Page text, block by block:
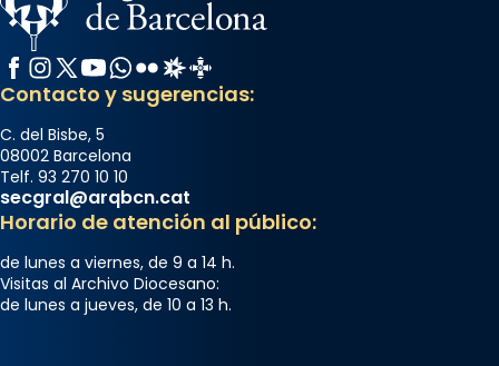
Facebook
Instagram
X / Twitter
YouTube
WhatsApp
FlickrRadio Estel
Catalunya Cristiana
Contacto y sugerencias:
C. del Bisbe, 5
08002 Barcelona
Telf. 93 270 10 10
secgral@arqbcn.cat
Horario de atención al público:
de lunes a viernes, de 9 a 14 h.
Visitas al Archivo Diocesano:
de lunes a jueves, de 10 a 13 h.